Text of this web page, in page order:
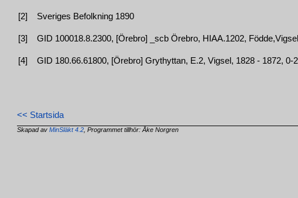
[2] Sveriges Befolkning 1890
[3] GID 100018.8.2300, [Örebro] _scb Örebro, HIAA.1202,
[4] GID 180.66.61800, [Örebro] Grythyttan, E.2, Vigsel, 1828 - 1872, 0-
<< Startsida
Skapad avMinSläkt 4.2 , Programmet tillhör: Åke Norgren